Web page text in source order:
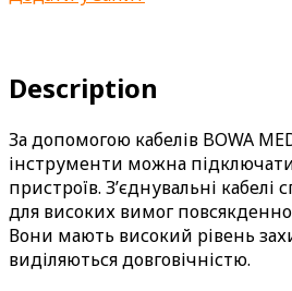
Description
За допомогою кабелів BOWA
інструменти можна
пристроїв. З’єднувальні кабелі
для високих вимог
Вони мають високий рівень
виділяються довговічністю.